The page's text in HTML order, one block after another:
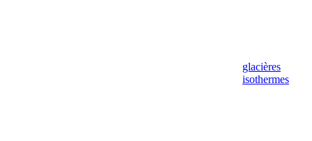
glacières
isothermes